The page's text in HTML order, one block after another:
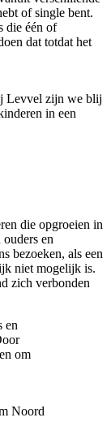
of single bent.
die één of
dat totdat het
Levvel zijn we blij
in een
die opgroeien in
en
bezoeken, als een
niet mogelijk is.
zich verbonden
en
om
Noord